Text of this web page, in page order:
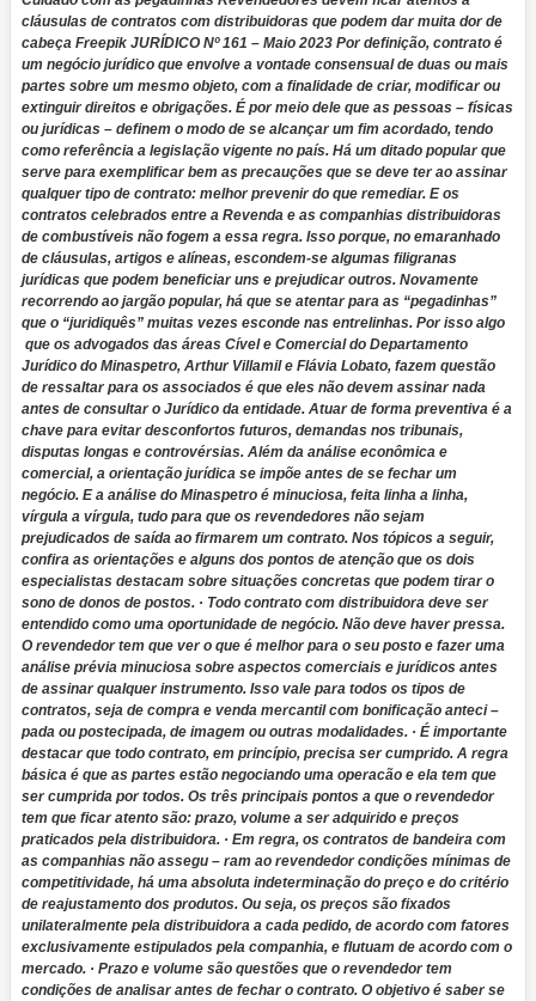
cláusulas de contratos com distribuidoras que podem dar muita dor de
cabeça Freepik JURÍDICO Nº 161 – Maio 2023 Por definição, contrato é
um negócio jurídico que envolve a vontade consensual de duas ou mais
partes sobre um mesmo objeto, com a finalidade de criar, modificar ou
extinguir direitos e obrigações. É por meio dele que as pessoas – físicas
ou jurídicas – definem o modo de se alcançar um fim acordado, tendo
como referência a legislação vigente no país. Há um ditado popular que
serve para exemplificar bem as precauções que se deve ter ao assinar
qualquer tipo de contrato: melhor prevenir do que remediar. E os
contratos celebrados entre a Revenda e as companhias distribuidoras
de combustíveis não fogem a essa regra. Isso porque, no emaranhado
de cláusulas, artigos e alíneas, escondem-se algumas filigranas
jurídicas que podem beneficiar uns e prejudicar outros. Novamente
recorrendo ao jargão popular, há que se atentar para as “pegadinhas”
que o “juridiquês” muitas vezes esconde nas entrelinhas. Por isso algo
que os advogados das áreas Cível e Comercial do Departamento
Jurídico do Minaspetro, Arthur Villamil e Flávia Lobato, fazem questão
de ressaltar para os associados é que eles não devem assinar nada
antes de consultar o Jurídico da entidade. Atuar de forma preventiva é a
chave para evitar desconfortos futuros, demandas nos tribunais,
disputas longas e controvérsias. Além da análise econômica e
comercial, a orientação jurídica se impõe antes de se fechar um
negócio. E a análise do Minaspetro é minuciosa, feita linha a linha,
vírgula a vírgula, tudo para que os revendedores não sejam
prejudicados de saída ao firmarem um contrato. Nos tópicos a seguir,
confira as orientações e alguns dos pontos de atenção que os dois
especialistas destacam sobre situações concretas que podem tirar o
sono de donos de postos.· Todo contrato com distribuidora deve ser
entendido como uma oportunidade de negócio. Não deve haver pressa.
O revendedor tem que ver o que é melhor para o seu posto e fazer uma
análise prévia minuciosa sobre aspectos comerciais e jurídicos antes
de assinar qualquer instrumento. Isso vale para todos os tipos de
contratos, seja de compra e venda mercantil com bonificação anteci –
pada ou postecipada, de imagem ou outras modalidades. · É importante
destacar que todo contrato, em princípio, precisa ser cumprido. A regra
básica é que as partes estão negociando uma operacão e ela tem que
ser cumprida por todos. Os três principais pontos a que o revendedor
tem que ficar atento são: prazo, volume a ser adquirido e preços
praticados pela distribuidora. · Em regra, os contratos de bandeira com
as companhias não assegu – ram ao revendedor condições mínimas de
competitividade, há uma absoluta indeterminação do preço e do critério
de reajustamento dos produtos. Ou seja, os preços são fixados
unilateralmente pela distribuidora a cada pedido, de acordo com fatores
exclusivamente estipulados pela companhia, e flutuam de acordo com o
mercado. · Prazo e volume são questões que o revendedor tem
condições de analisar antes de fechar o contrato. O objetivo é saber se